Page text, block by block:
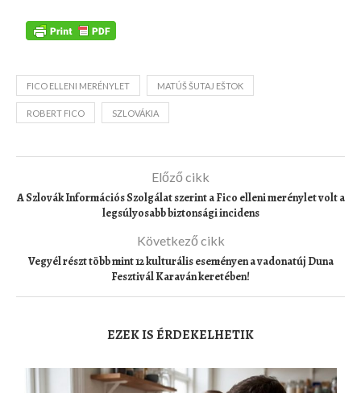
FICO ELLENI MERÉNYLET MATÚŠ ŠUTAJ EŠTOK
ROBERT FICO SZLOVÁKIA
Előző cikk
A Szlovák Információs Szolgálat szerint a Fico elleni merénylet volt a
legsúlyosabb biztonsági incidens
Következő cikk
Vegyél részt több mint 12 kulturális eseményen a vadonatúj Duna
Fesztivál Karaván keretében!
EZEK IS ÉRDEKELHETIK